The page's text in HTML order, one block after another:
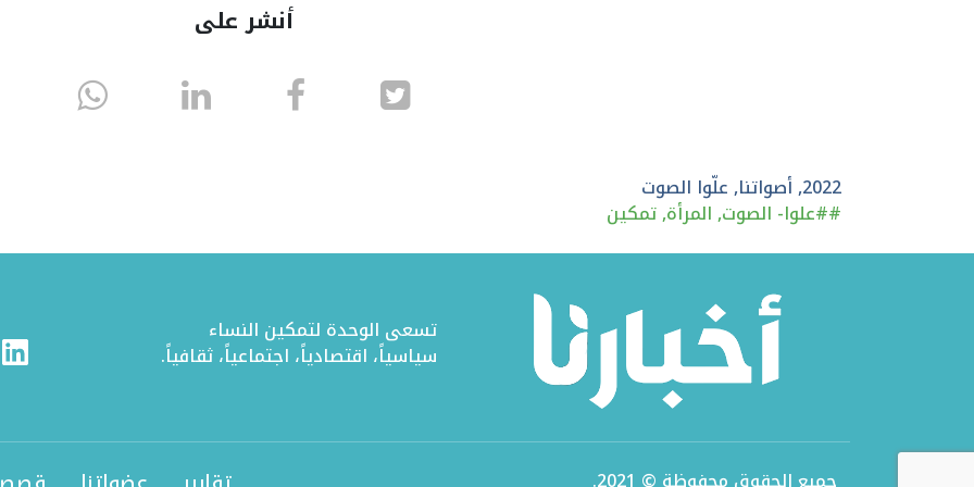
أنشر على
انشر انشر انشر
إن
2022
,أصواتنا,علّوا الصوت
##علوا- الصوت,المرأة,تمكين
تسعى الوحدة لتمكين النساء
سياسياً، اقتصادياً، اجتماعياً، ثقافياً. Linkedin